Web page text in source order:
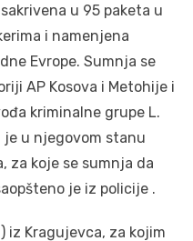
u 95 paketa u
i namenjena
Evrope. Sumnja se
AP Kosova i Metohije i
kriminalne grupe L.
je u njegovom stanu
za koje se sumnja da
je iz policije .
iz Kragujevca, za kojim